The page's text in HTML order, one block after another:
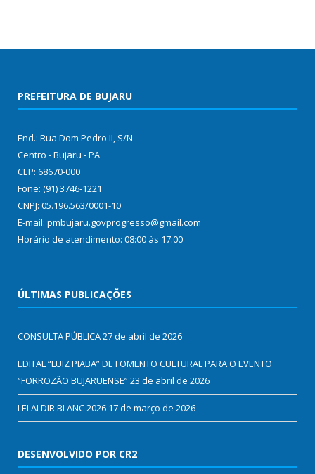
PREFEITURA DE BUJARU
End.: Rua Dom Pedro II, S/N
Centro - Bujaru - PA
CEP: 68670-000
Fone: (91) 3746-1221
CNPJ: 05.196.563/0001-10
E-mail: pmbujaru.govprogresso@gmail.com
Horário de atendimento: 08:00 às 17:00
ÚLTIMAS PUBLICAÇÕES
CONSULTA PÚBLICA27 de abril de 2026
EDITAL “LUIZ PIABA” DE FOMENTO CULTURAL PARA O EVENTO
“FORROZÃO BUJARUENSE”23 de abril de 2026
LEI ALDIR BLANC 2026 17 de março de 2026
DESENVOLVIDO POR CR2